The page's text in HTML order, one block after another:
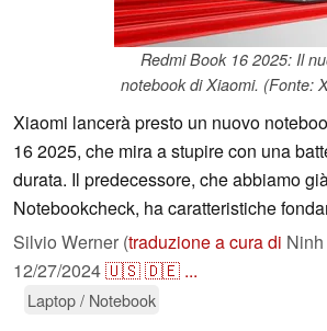
Redmi Book 16 2025: Il
notebook di Xiaomi. (Fonte:
Xiaomi lancerà presto un nuovo
16 2025, che mira a stupire con una
durata. Il predecessore, che abbiamo
Notebookcheck, ha caratteristiche
Silvio Werner (traduzione a cura di
12/27/2024🇺🇸🇩🇪 ...
Laptop / Notebook